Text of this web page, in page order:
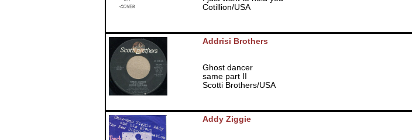
Cotillion/USA
Addrisi Brothers
Ghost dancer
same part II
Scotti Brothers/USA
Addy Ziggie